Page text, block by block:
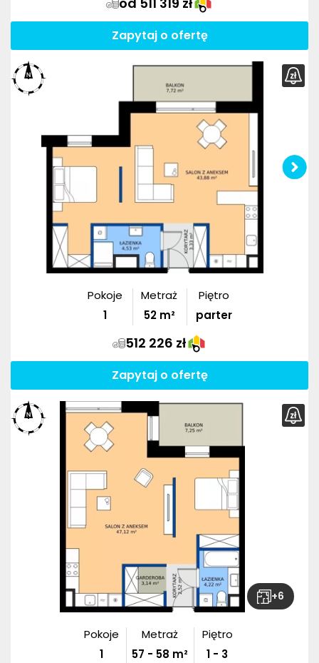
Zapytaj o ofertę
Pokoje
1
Metraż
52m²
Piętro
parter
512 226 zł
Zapytaj o ofertę
+6
Pokoje
1
Metraż
57 - 58 m²
Piętro
1 - 3